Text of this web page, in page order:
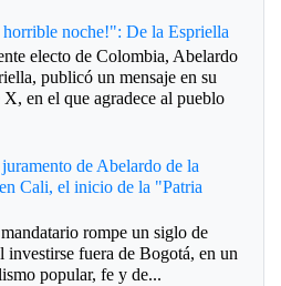
horrible noche!": De la Espriella
electo de Colombia, Abelardo
publicó un mensaje en su
X, en el que agradece al pueblo
de Abelardo de la
Cali, el inicio de la "Patria
rompe un siglo de
investirse fuera de Bogotá, en un
popular, fe y de...